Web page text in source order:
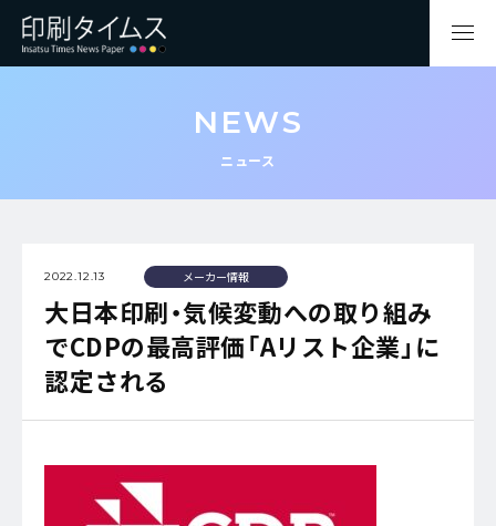
NEWS
ニュース
2022.12.13 メーカー情報
大日本印刷・気候変動への取り組み
でCDPの最高評価「Aリスト企業」に
認定される